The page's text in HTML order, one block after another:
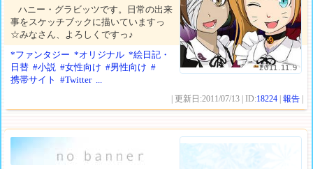
2011.11.9
ハニー・グラビッツです。日常の出来
事をスケッチブックに描いていますっ
☆みなさん、よろしくですっ♪
*ファンタジー *オリジナル *絵日記・
日替 #小説 #女性向け #男性向け #
携帯サイト
#Twitter ...
| 更新日:2011/07/13 | ID:18224 |報告